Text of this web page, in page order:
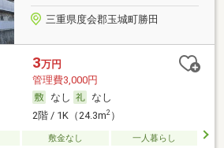
三重県度会郡玉城町勝田
3万円
管理費3,000円
なし
なし
2階 / 1K（24.3m2）
敷金なし 一人暮らし